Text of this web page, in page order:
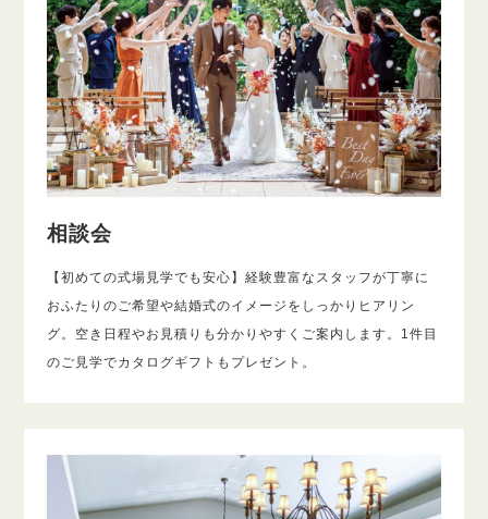
相談会
【初めての式場見学でも安心】経験豊富なスタッフが丁寧に
おふたりのご希望や結婚式のイメージをしっかりヒアリン
グ。空き日程やお見積りも分かりやすくご案内します。1件目
のご見学でカタログギフトもプレゼント。